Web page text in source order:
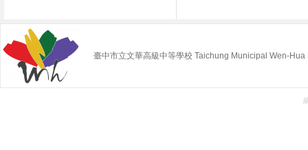
臺中市立文華高級中等學校 Taichung Municipal Wen-